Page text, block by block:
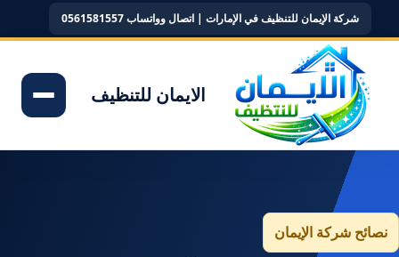
شركة الإيمان للتنظيف في الإمارات | اتصال وواتساب 0561581557
الايمان للتنظيف
نصائح شركة الإيمان